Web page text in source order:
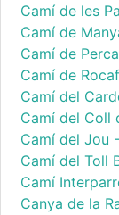
Camí de les
Camí de
Camí de
Camí de
Camí del
Camí del Coll
Camí del Jou
Camí del Toll
Camí
Canya de la